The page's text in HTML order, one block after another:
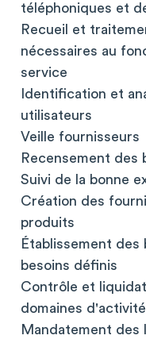
téléphoniques et
Recueil et
nécessaires au
service
Identification et
utilisateurs
Veille fournisseurs
Recensement des
Suivi de la bonne
Création des
produits
Établissement des
besoins définis
Contrôle et
domaines
Mandatement des